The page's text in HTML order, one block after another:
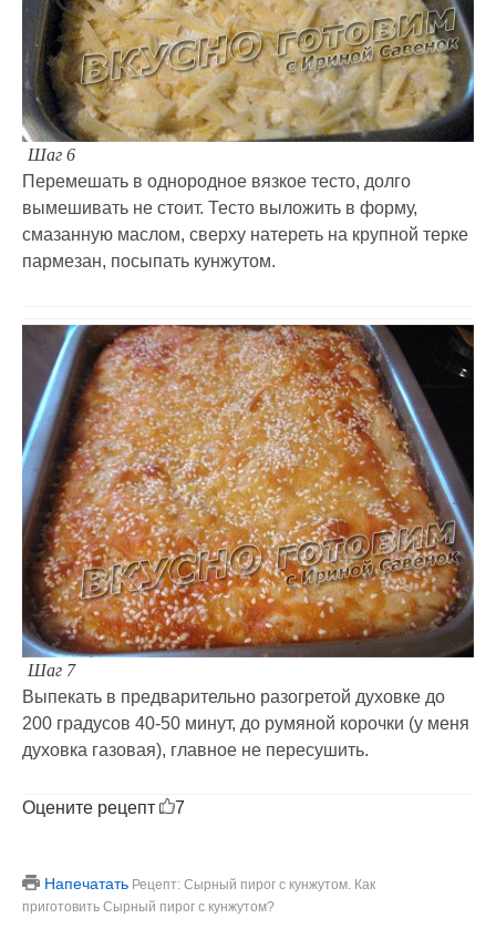
Шаг 6
Перемешать в однородное вязкое тесто, долго
вымешивать не стоит. Тесто выложить в форму,
смазанную маслом, сверху натереть на крупной терке
пармезан, посыпать кунжутом.
Шаг 7
Выпекать в предварительно разогретой духовке до
200 градусов 40-50 минут, до румяной корочки (у меня
духовка газовая), главное не пересушить.
Оцените рецепт 7
Напечатать Рецепт: Сырный пирог с кунжутом. Как
приготовить Сырный пирог с кунжутом?